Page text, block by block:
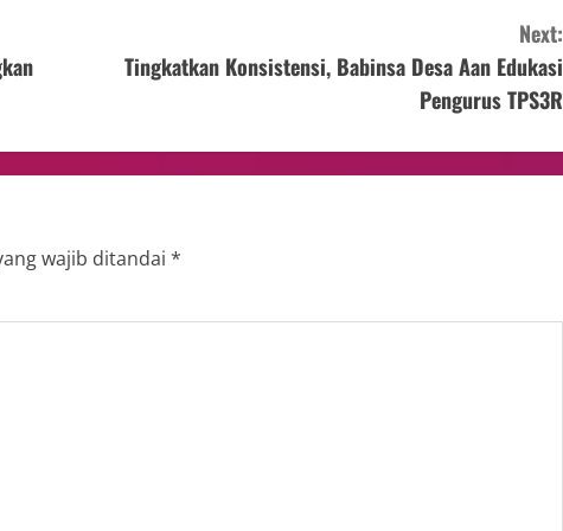
Next:
Tingkatkan Konsistensi, Babinsa Desa Aan Edukasi
Pengurus TPS3R
wajib ditandai *